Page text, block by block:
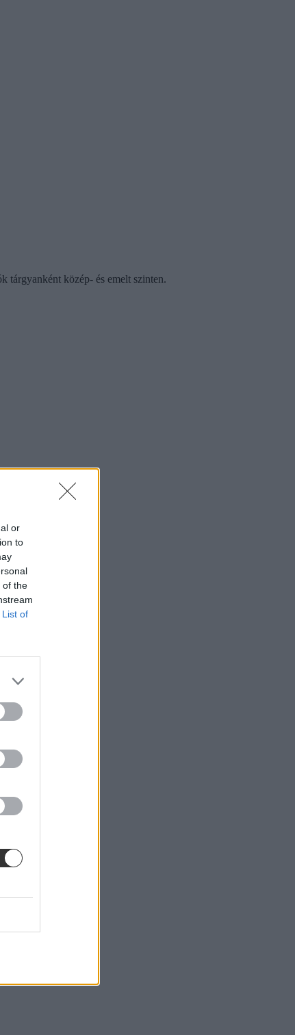
or
to
of the
List of
tárgyanként közép- és emelt szinten.